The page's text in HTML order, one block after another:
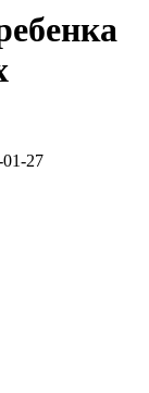
01-27